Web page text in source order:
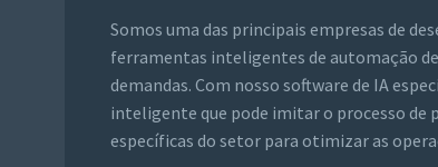
Somos uma das principais empresas de
ferramentas inteligentes de automação
demandas. Com nosso software de IA
inteligente que pode imitar o processo de
específicas do setor para otimizar as